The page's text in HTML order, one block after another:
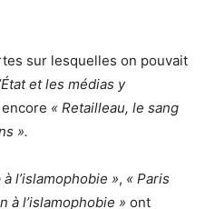
sur lesquelles on pouvait
et les médias y
« Retailleau, le sang
».
à l’islamophobie », « Paris
à l’islamophobie » ont